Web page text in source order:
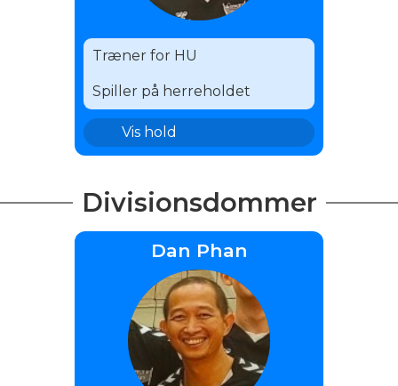
Træner for HU
Spiller på herreholdet
Vis hold
HU
Divisionsdommer
Dan Phan